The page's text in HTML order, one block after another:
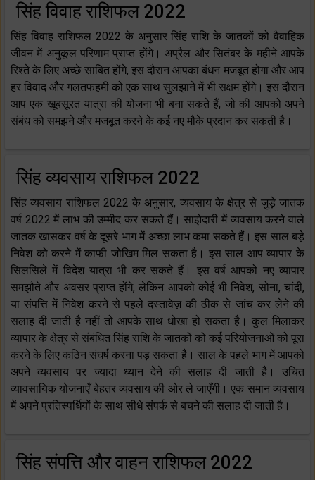
सिंह विवाह राशिफल 2022
सिंह विवाह राशिफल 2022 के अनुसार सिंह राशि के जातकों को वैवाहिक
जीवन में अनुकूल परिणाम प्राप्त होंगे। अप्रैल और सितंबर के महीने आपके
रिश्ते के लिए अच्छे साबित होंगे, इस दौरान आपका बंधन मजबूत होगा और आप
हर विवाद और गलतफहमी को एक साथ सुलझाने में भी सक्षम होंगे। इस दौरान
आप एक खूबसूरत यात्रा की योजना भी बना सकते हैं, जो की आपको अपने
संबंध को समझने और मजबूत करने के कई नए मौके प्रदान कर सकती है।
सिंह व्यवसाय राशिफल 2022
सिंह व्यवसाय राशिफल 2022 के अनुसार, व्यवसाय के क्षेत्र से जुड़े जातक
वर्ष 2022 में लाभ की उम्मीद कर सकते हैं। साझेदारी में व्यवसाय करने वाले
जातक खासकर वर्ष के दूसरे भाग में अच्छा लाभ कमा सकते हैं। इस साल बड़े
निवेश को करने में काफी जोखिम मिल सकता है। इस साल आप व्यापार के
सिलसिले में विदेश यात्रा भी कर सकते हैं। इस वर्ष आपको नए व्यापार
समझौते और अवसर प्राप्त होंगे, लेकिन आपको कोई भी निवेश, सोना, चांदी,
या संपत्ति में निवेश करने से पहले दस्तावेज़ की ठीक से जांच कर लेने की
सलाह दी जाती है नहीं तो आपके साथ धोखा हो सकता है। कुल मिलाकर
व्यापार के क्षेत्र से संबंधित सिंह राशि के जातकों को कई परियोजनाओं को पूरा
करने के लिए कठिन संघर्ष करना पड़ सकता है। साल के पहले भाग में आपको
अपने व्यवसाय पर ज्यादा ध्यान देने की सलाह दी जाती है। उचित
व्यावसायिक योजनाएँ बेहतर व्यवसाय की ओर ले जाएँगी। एक समान व्यवसाय
में अपने प्रतिस्पर्धियों के साथ सीधे संपर्क से बचने की सलाह दी जाती है।
सिंह संपत्ति और वाहन राशिफल 2022